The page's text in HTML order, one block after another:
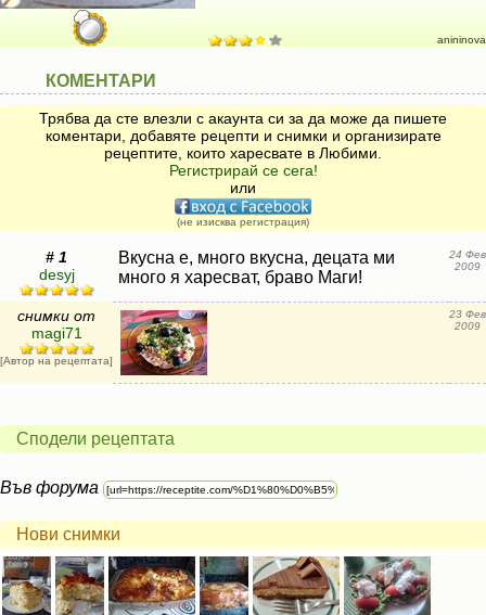
anininova
КОМЕНТАРИ
Трябва да сте влезли с акаунта си за да може да пишете
коментари, добавяте рецепти и снимки и организирате
рецептите, които харесвате в Любими.
Регистрирай се сега!
или
(не изисква регистрация)
# 1
desyj
Вкусна е, много вкусна, децата ми
много я харесват, браво Маги!
24 Фев
2009
снимки от
magi71
[Автор на рецептата]
23 Фев
2009
Сподели рецептата
Във форума
Нови снимки